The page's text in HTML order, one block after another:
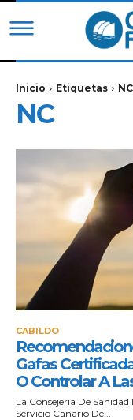
Inicio Etiquetas NC
NC
CABILDO
Gafas
O Controlar A
La Consejería De
Servicio Canario De...